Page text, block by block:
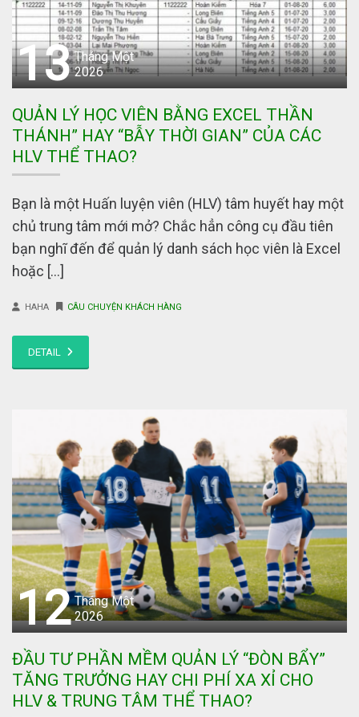
13 Tháng Một
2026
QUẢN LÝ HỌC VIÊN BẰNG EXCEL THẦN
THÁNH” HAY “BẪY THỜI GIAN” CỦA CÁC
HLV THỂ THAO?
Bạn là một Huấn luyện viên (HLV) tâm huyết hay một
chủ trung tâm mới mở? Chắc hẳn công cụ đầu tiên
bạn nghĩ đến để quản lý danh sách học viên là Excel
hoặc […]
HAHA CÂU CHUYỆN KHÁCH HÀNG
DETAIL
12 Tháng Một
2026
ĐẦU TƯ PHẦN MỀM QUẢN LÝ “ĐÒN BẨY”
TĂNG TRƯỞNG HAY CHI PHÍ XA XỈ CHO
HLV & TRUNG TÂM THỂ THAO?